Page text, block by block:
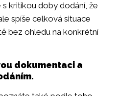
kritikou doby dodání, že
spíše celková situace
bez ohledu na konkrétní
dokumentaci a